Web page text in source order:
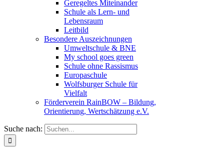
Geregeltes Miteinander
Schule als Lern- und
Lebensraum
Leitbild
Besondere Auszeichnungen
Umweltschule & BNE
My school goes green
Schule ohne Rassismus
Europaschule
Wolfsburger Schule für
Vielfalt
Förderverein RainBOW – Bildung,
Orientierung, Wertschätzung e.V.
Suche nach: